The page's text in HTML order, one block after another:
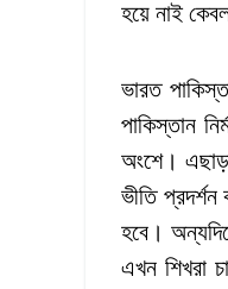
হয়ে নাই
ভারত
পাকিস্তান
অংশে।
ভীতি
হবে।
এখন শিখরা